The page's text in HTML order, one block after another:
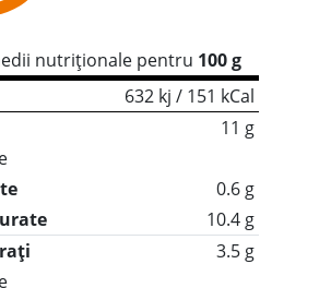
nutriționale pentru 100 g
632 kj / 151 kCal
11 g
0.6 g
10.4 g
3.5 g